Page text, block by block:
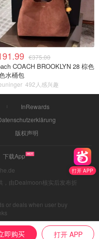
打开 APP
即购买 打开 APP
€375.00
COACH BROOKLYN 28 棕色
水桶包
492人感兴趣
InRewards
版权声明
下载App
，由Dealmoon核实后发布折
or deals when user buy